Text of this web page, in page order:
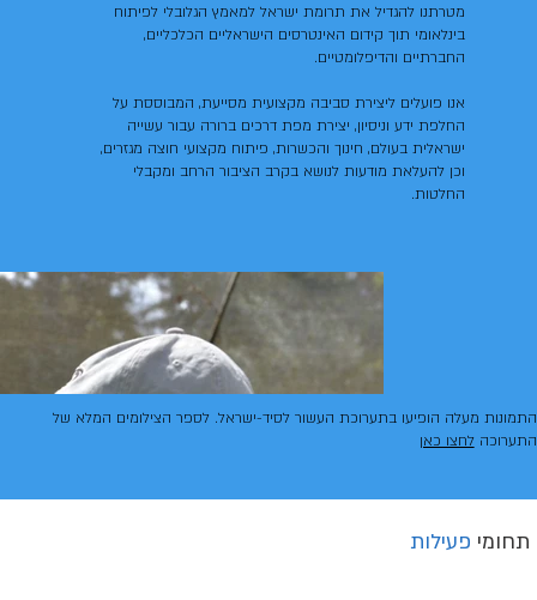
מטרתנו להגדיל את תרומת ישראל למאמץ הגלובלי לפיתוח
בינלאומי תוך קידום האינטרסים הישראליים הכלכליים,
החברתיים והדיפלומטיים.
אנו פועלים ליצירת סביבה מקצועית מסייעת, המבוססת על
החלפת ידע וניסיון, יצירת מפת דרכים ברורה עבור עשייה
ישראלית בעולם, חינוך והכשרות, פיתוח מקצועי חוצה מגזרים,
וכן להעלאת מודעות לנושא בקרב הציבור הרחב ומקבלי
החלטות.
התמונות מעלה הופיעו בתערוכת העשור לסיד-ישראל. לספר הצילומים המלא של
התערוכהלחצו כאן
תחומי פעילות